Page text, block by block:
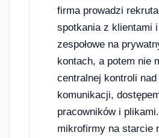
firma prowadzi
spotkania z klientami
zespołowe na
kontach, a potem nie
centralnej kontroli
komunikacji,
pracowników i
mikrofirmy na starcie